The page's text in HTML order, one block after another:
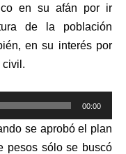
en su afán por ir
de la población
en su interés por
civil.
00:00
se aprobó el plan
pesos sólo se buscó